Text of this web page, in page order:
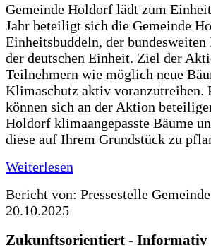
Gemeinde Holdorf lädt zum
Jahr beteiligt sich die Gemeinde
Einheitsbuddeln, der
der deutschen Einheit. Ziel der
Teilnehmern wie möglich neue
Klimaschutz aktiv voranzutreiben.
können sich an der Aktion
Holdorf klimaangepasste Bäume
diese auf Ihrem Grundstück zu
Weiterlesen
Bericht von: Pressestelle
20.10.2025
Zukunftsorientiert - Informativ